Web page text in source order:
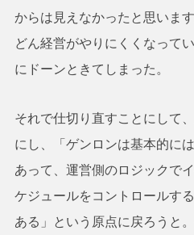
からは見えなかったと思いま
どん経営がやりにくくなって
にドーンときてしまった。
それで仕切り直すことにして
にし、「ゲンロンは基本的に
あって、運営側のロジックで
ケジュールをコントロールす
ある」という原点に戻ろうと